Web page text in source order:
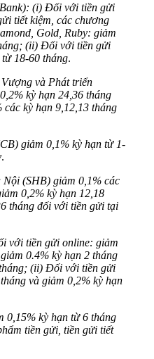
(i) Đối với tiền gửi
tiết kiệm, các chương
Gold, Ruby: giảm
(ii) Đối với tiền gửi
18-60 tháng.
và Phát triển
kỳ hạn 24,36 tháng
kỳ hạn 9,12,13 tháng
giảm 0,1% kỳ hạn từ 1-
.
(SHB) giảm 0,1% các
0,2% kỳ hạn 12,18
tháng đối với tiền gửi tại
với tiền gửi online: giảm
0.4% kỳ hạn 2 tháng
(ii) Đối với tiền gửi
và giảm 0,2% kỳ hạn
0,15% kỳ hạn từ 6 tháng
tiền gửi, tiền gửi tiết